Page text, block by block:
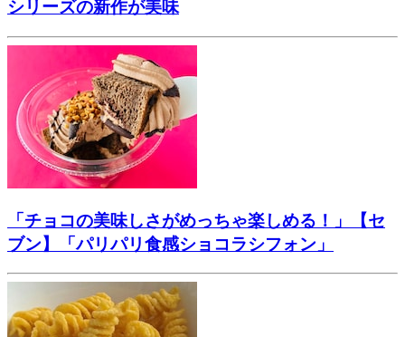
シリーズの新作が美味
「チョコの美味しさがめっちゃ楽しめる！」【セ
ブン】「パリパリ食感ショコラシフォン」